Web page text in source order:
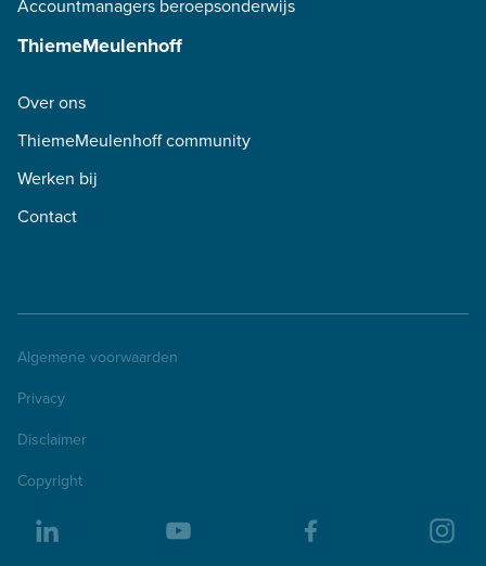
Accountmanagers beroepsonderwijs
ThiemeMeulenhoff
Over ons
ThiemeMeulenhoff community
Werken bij
Contact
Algemene voorwaarden
Privacy
Disclaimer
Copyright